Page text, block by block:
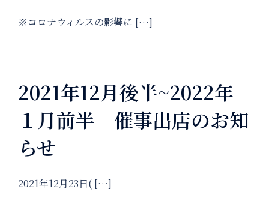
※コロナウィルスの影響に […]
2021年12月後半~2022年
１月前半 催事出店のお知
らせ
2021年12月23日( […]